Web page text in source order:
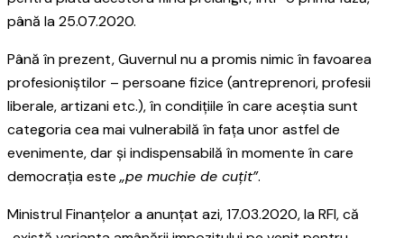
până la 25.07.2020.
Până în prezent, Guvernul nu a promis nimic în favoarea
profesioniștilor – persoane fizice (antreprenori, profesii
liberale, artizani etc.), în condițiile în care aceștia sunt
categoria cea mai vulnerabilă în fața unor astfel de
evenimente, dar și indispensabilă în momente în care
democrația este „pe muchie de cuțit”.
Ministrul Finanțelor a anunțat azi, 17.03.2020, la RFI, că